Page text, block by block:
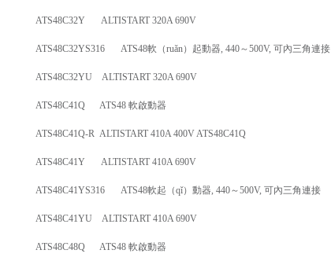
ATS48C32Y ALTISTART 320A 690V
ATS48C32YS316 ATS48軟（ruǎn）起動器, 440～500V, 可內三角連接
ATS48C32YU ALTISTART 320A 690V
ATS48C41Q ATS48 軟啟動器
ATS48C41Q-R ALTISTART 410A 400V ATS48C41Q
ATS48C41Y ALTISTART 410A 690V
ATS48C41YS316 ATS48軟起（qǐ）動器, 440～500V, 可內三角連接
ATS48C41YU ALTISTART 410A 690V
ATS48C48Q ATS48 軟啟動器